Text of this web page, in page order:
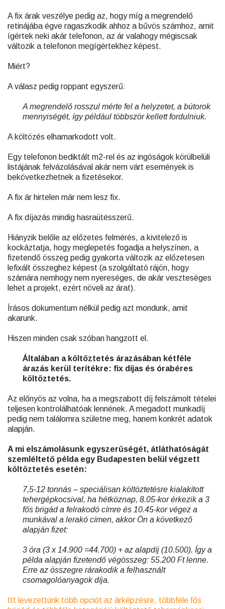
A fix árak veszélye pedig az, hogy míg a megrendelő
retinájába égve ragaszkodik ahhoz a bűvös számhoz, amit
ígértek neki akár telefonon, az ár valahogy mégiscsak
változik a telefonon megígértekhez képest.
Miért?
A válasz pedig roppant egyszerű:
A megrendelő rosszul mérte fel a helyzetet, a bútorok
mennyiségét, így például többször kellett fordulniuk.
A költözés elhamarkodott volt.
Egy telefonon bediktált m2-rel és az ingóságok körülbelüli
listájának felvázolásával akár nem várt események is
bekövetkezhetnek a fizetésekor.
A fix ár hirtelen már nem lesz fix.
A fix díjazás mindig hasraütésszerű.
Hiányzik belőle az előzetes felmérés, a kivitelező is
kockáztatja, hogy meglepetés fogadja a helyszínen, a
fizetendő összeg pedig gyakorta változik az előzetesen
lefixált összeghez képest (a szolgáltató rájön, hogy
számára nemhogy nem nyereséges, de akár veszteséges
lehet a projekt, ezért növeli az árat).
Írásos dokumentum nélkül pedig azt mondunk, amit
akarunk.
Hiszen minden csak szóban hangzott el.
Általában a költöztetés árazásában kétféle
árazás kerül terítékre: fix díjas és órabéres
költöztetés.
Az előnyös az volna, ha a megszabott díj felszámolt tételei
teljesen kontrolálhatóak lennének. A megadott munkadíj
pedig nem találomra születne meg, hanem konkrét adatok
alapján.
A mi elszámolásunk egyszerűségét, átláthatóságát
szemléltető példa egy Budapesten belül végzett
költöztetés esetén:
7,5-12 tonnás – speciálisan költöztetésre kialakított
tehergépkocsival, ha hétköznap, 8.05-kor érkezik a 3
fős brigád a felrakodó címre és 10.45-kor végez a
munkával a lerakó címen, akkor Ön a következő
alapján fizet:
3 óra (3 x 14.900 =44.700) + az alapdíj (10.500). Így a
példa alapján fizetendő végösszeg: 55.200 Ft lenne.
Erre az összegre rárakodik a felhasznált
csomagolóanyagok díja.
Itt levezettünk több opciót az árképzésre, többféle fős